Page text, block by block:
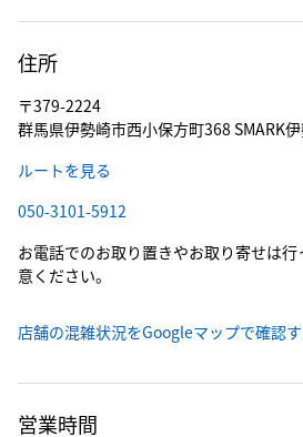
住所
〒379-2224
群馬県伊勢崎市西小保方町368 SMARK
ルートを見る
050-3101-5912
お電話でのお取り置きやお取り寄せは
意ください。
店舗の混雑状況をGoogleマップで確認
営業時間